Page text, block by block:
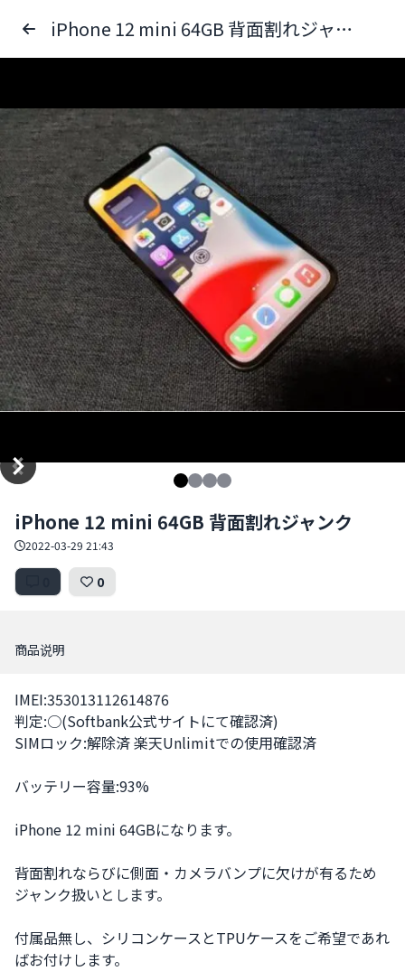
iPhone 12 mini 64GB 背面割れジャンク
iPhone 12 mini 64GB 背面割れジャンク
2022-03-29 21:43
0
商品说明
IMEI:353013112614876
判定:○(Softbank公式サイトにて確認済)
SIMロック:解除済 楽天Unlimitでの使用確認済
バッテリー容量:93%
iPhone 12 mini 64GBになります。
背面割れならびに側面・カメラバンプに欠けが有るため
ジャンク扱いとします。
付属品無し、シリコンケースとTPUケースをご希望であれ
ばお付けします。